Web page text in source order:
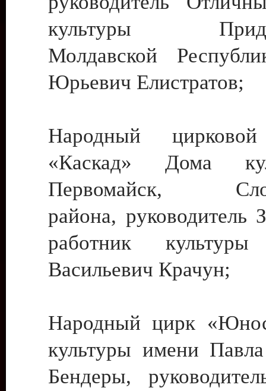
культуры
Молдавской
Юрьевич Елистратов;
Народный цирковой
«Каскад» Дома
Первомайск,
района, руководитель
работник культуры
Васильевич Крачун;
Народный цирк
культуры имени
Бендеры,